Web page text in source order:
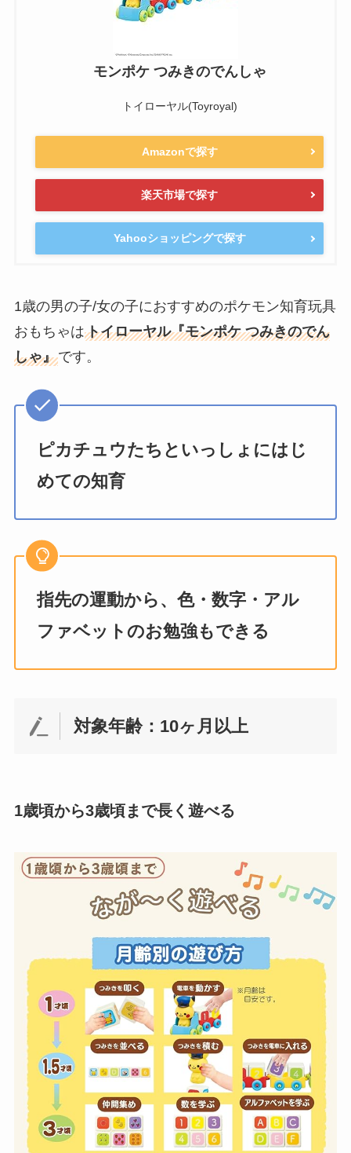
モンポケ つみきのでんしゃ
トイローヤル(Toyroyal)
Amazonで探す
楽天市場で探す
Yahooショッピングで探す
1歳の男の子/女の子におすすめのポケモン知育玩具
おもちゃはトイローヤル『モンポケ つみきのでん
しゃ』です。
ピカチュウたちといっしょにはじ
めての知育
指先の運動から、色・数字・アル
ファベットのお勉強もできる
対象年齢：10ヶ月以上
1歳頃から3歳頃まで長く遊べる